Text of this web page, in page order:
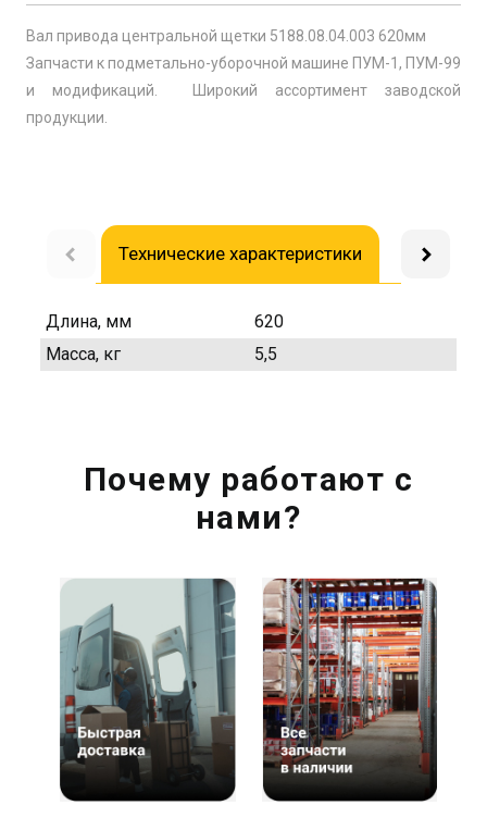
Вал привода центральной щетки 5188.08.04.003 620мм
Запчасти к подметально-уборочной машине ПУМ-1, ПУМ-99
и модификаций. Широкий ассортимент заводской
продукции.
Технические характеристики
Длина, мм
620
Масса, кг
5,5
Почему работают с
нами?